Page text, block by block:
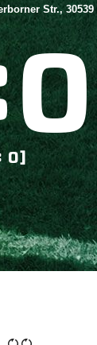
Str., 30539

0]